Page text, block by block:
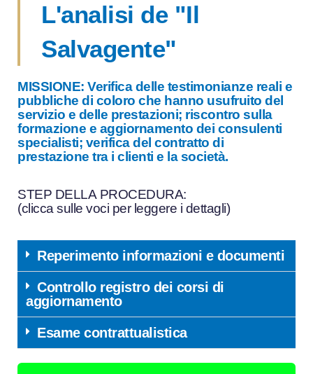
L'analisi de "Il
Salvagente"
MISSIONE: Verifica delle testimonianze reali e
pubbliche di coloro che hanno usufruito del
servizio e delle prestazioni; riscontro sulla
formazione e aggiornamento dei consulenti
specialisti; verifica del contratto di
prestazione tra i clienti e la società.
STEP DELLA PROCEDURA:
(clicca sulle voci per leggere i dettagli)
Reperimento informazioni e documenti
Controllo registro dei corsi di
aggiornamento
Esame contrattualistica